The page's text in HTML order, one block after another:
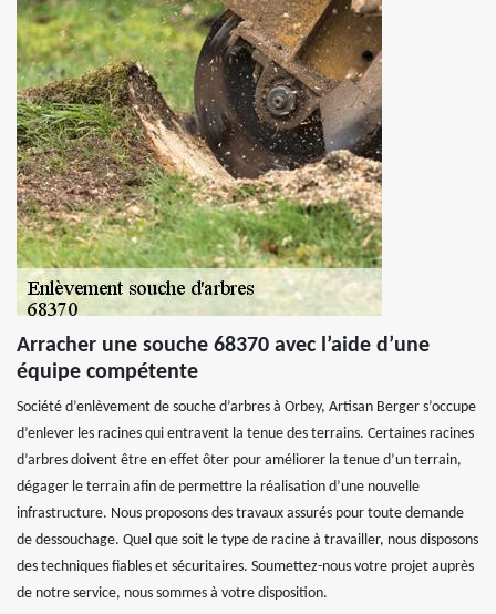
Arracher une souche 68370 avec l’aide d’une
équipe compétente
Société d’enlèvement de souche d’arbres à Orbey, Artisan Berger s’occupe
d’enlever les racines qui entravent la tenue des terrains. Certaines racines
d’arbres doivent être en effet ôter pour améliorer la tenue d’un terrain,
dégager le terrain afin de permettre la réalisation d’une nouvelle
infrastructure. Nous proposons des travaux assurés pour toute demande
de dessouchage. Quel que soit le type de racine à travailler, nous disposons
des techniques fiables et sécuritaires. Soumettez-nous votre projet auprès
de notre service, nous sommes à votre disposition.